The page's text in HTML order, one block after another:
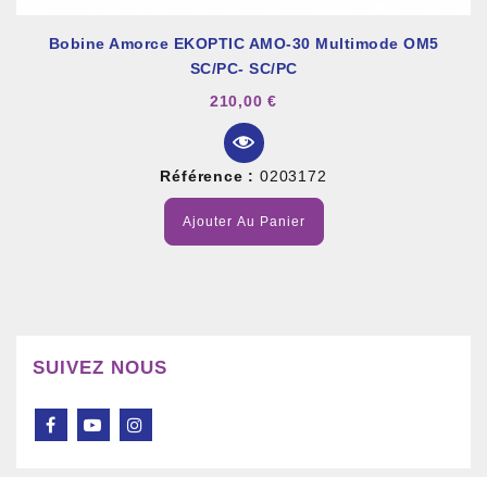
Bobine Amorce EKOPTIC AMO-30 Multimode OM5
SC/PC- SC/PC
210,00 €
Référence : 0203172
Ajouter Au Panier
SUIVEZ NOUS